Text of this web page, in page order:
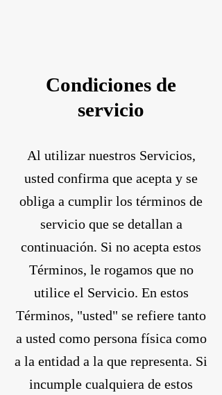
Condiciones de
servicio
Al utilizar nuestros Servicios,
usted confirma que acepta y se
obliga a cumplir los términos de
servicio que se detallan a
continuación. Si no acepta estos
Términos, le rogamos que no
utilice el Servicio. En estos
Términos, "usted" se refiere tanto
a usted como persona física como
a la entidad a la que representa. Si
incumple cualquiera de estos